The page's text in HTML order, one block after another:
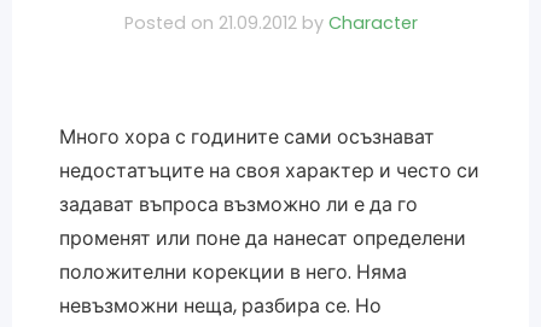
Posted on 21.09.2012 by Character
Много хора с годините сами осъзнават
недостатъците на своя характер и често си
задават въпроса възможно ли е да го
променят или поне да нанесат определени
положителни корекции в него. Няма
невъзможни неща, разбира се. Но